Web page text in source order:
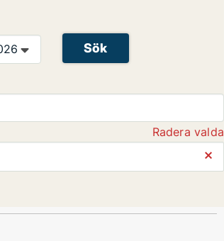
Sök
Radera valda
⨯